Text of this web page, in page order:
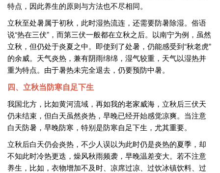
特点，因此养生的原则与方法也不尽相同。
立秋至处暑属于初秋，此时湿热流连，还需要防暑除湿。俗语
说“热在三伏”，而第三伏一般都在立秋之后。以南宁为例，虽然
立秋，但仍处于炎夏之中。即使到了处暑，仍能感受到“秋老虎”
的余威。天气炎热，兼有阴雨绵绵，湿气较重，天气以湿热并
重为特点。由于暑热未完全退去，仍要预防中暑。
四、立秋当防寒自足下生
我国北方，比如黄河流域，再如我的老家威海，立秋后三伏天
仍未结束，但白天虽然炎热，早晚已经开始感觉凉爽。当注意
白天防暑，早晚防寒，特别是防寒自足下生，尤其重要。
立秋后白天仍会炎热，不少人误以为此时仍是炎热的夏季，却
不知此时冷热更迭，燥风秋雨频袭，早晚温差变大。若不注意
养生，比如，衣物增加不及时、凉席过凉、过饮冰镇饮料、过